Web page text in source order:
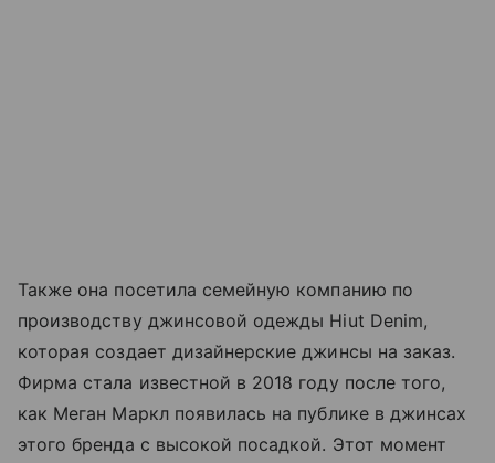
Также она посетила семейную компанию по
производству джинсовой одежды Hiut Denim,
которая создает дизайнерские джинсы на заказ.
Фирма стала известной в 2018 году после того,
как Меган Маркл появилась на публике в джинсах
этого бренда с высокой посадкой. Этот момент